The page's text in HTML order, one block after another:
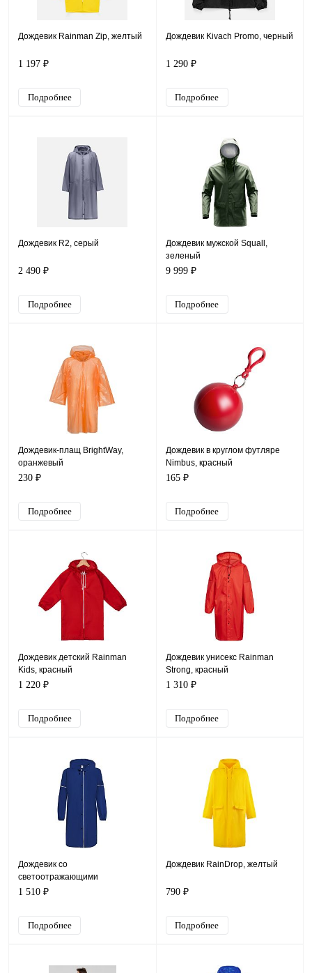
Дождевик Rainman Zip, желтый
1 197 ₽
Подробнее
Дождевик Kivach Promo, черный
1 290 ₽
Подробнее
Дождевик R2, серый
2 490 ₽
Подробнее
Дождевик мужской Squall,
зеленый
9 999 ₽
Подробнее
Дождевик-плащ BrightWay,
оранжевый
230 ₽
Подробнее
Дождевик в круглом футляре
Nimbus, красный
165 ₽
Подробнее
Дождевик детский Rainman
Kids, красный
1 220 ₽
Подробнее
Дождевик унисекс Rainman
Strong, красный
1 310 ₽
Подробнее
Дождевик со
светоотражающими
элементами Rainman Blink,
1 510 ₽
Подробнее
Дождевик RainDrop, желтый
790 ₽
Подробнее